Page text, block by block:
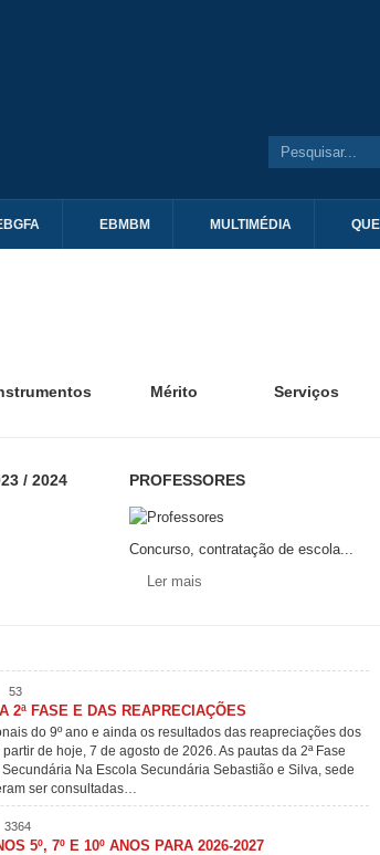
EBMBM MULTIMÉDIA
Mérito Serviços
/ 2024 PROFESSORES
Concurso, contratação de escola...
Ler mais
53
2ª FASE E DAS REAPRECIAÇÕES
do 9º ano e ainda os resultados das reapreciações dos
de hoje, 7 de agosto de 2026. As pautas da 2ª Fase
Na Escola Secundária Sebastião e Silva, sede
ser consultadas…
3364
5º, 7º E 10º ANOS PARA 2026-2027